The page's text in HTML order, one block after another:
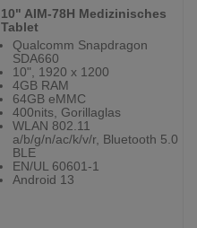
10" AIM-78H Medizinisches
Tablet
Qualcomm Snapdragon
SDA660
10", 1920 x 1200
4GB RAM
64GB eMMC
400nits, Gorillaglas
WLAN 802.11
a/b/g/n/ac/k/v/r, Bluetooth 5.0
BLE
EN/UL 60601-1
Android 13